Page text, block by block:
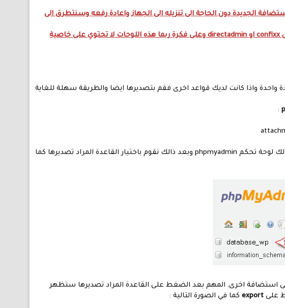
الجديدة دون الحاجة الى تنزيله الى الجهاز واعادة رفعه وسنتطرق الى
2- هذه الطريقة فقط للأشخاص الذين يملكون cpanel او لديهم لوحة تحكم اخرى مثل confixx او directadmin وعلى فكرة ربما هذه اللوحات لا تحتوي على خاصية
واحدة واذا كانت لديك قواعد اخرى فقم بتصديرها ايضا والطريقة سهلة للغاية
:
سيتم توجيه الى صفحة اخرى انتظر قليلا حتى تظهر لك لوحة تحكم phpmyadmin وبعد ذالك نقوم باختيار القاعدة المراد تصديرها كما
استضافة اخرى, المهم بعد الضغط على القاعدة المراد تصديرها ستظهر
على export كما في الصورة التالية :